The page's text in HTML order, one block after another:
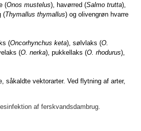
(Onos mustelus), havørred (Salmo trutta),
(Thymallus thymallus) og olivengrøn hvarre
(Oncorhynchus keta), sølvlaks (O.
(O. nerka), pukkellaks (O. rhodurus),
vektorarter. Ved flytning af arter,
af ferskvandsdambrug.